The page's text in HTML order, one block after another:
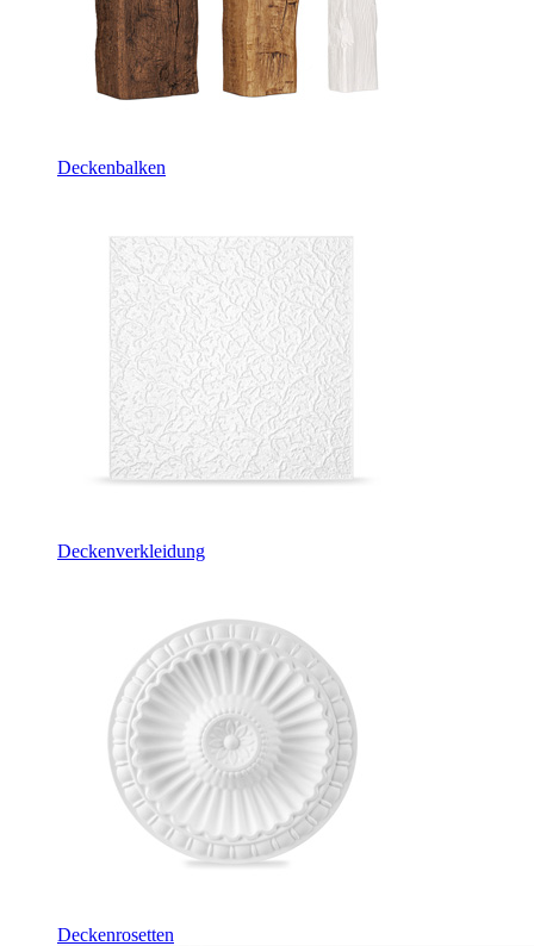
Deckenbalken
Deckenverkleidung
Deckenrosetten